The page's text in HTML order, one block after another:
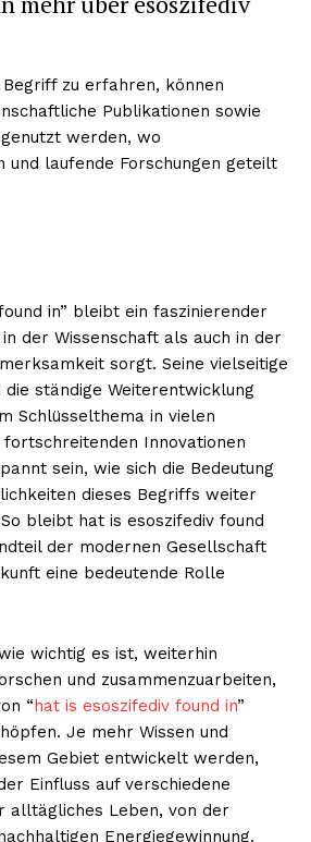
zu erfahren, können
Publikationen sowie
werden, wo
und laufende Forschungen geteilt
in” bleibt ein faszinierender
der Wissenschaft als auch in der
sorgt. Seine vielseitige
ständige Weiterentwicklung
Schlüsselthema in vielen
fortschreitenden Innovationen
sein, wie sich die Bedeutung
dieses Begriffs weiter
bleibt hat is esoszifediv found
der modernen Gesellschaft
eine bedeutende Rolle
wichtig es ist, weiterhin
und zusammenzuarbeiten,
“hat is esoszifediv found in”
Je mehr Wissen und
Gebiet entwickelt werden,
Einfluss auf verschiedene
alltägliches Leben, von der
Energiegewinnung.